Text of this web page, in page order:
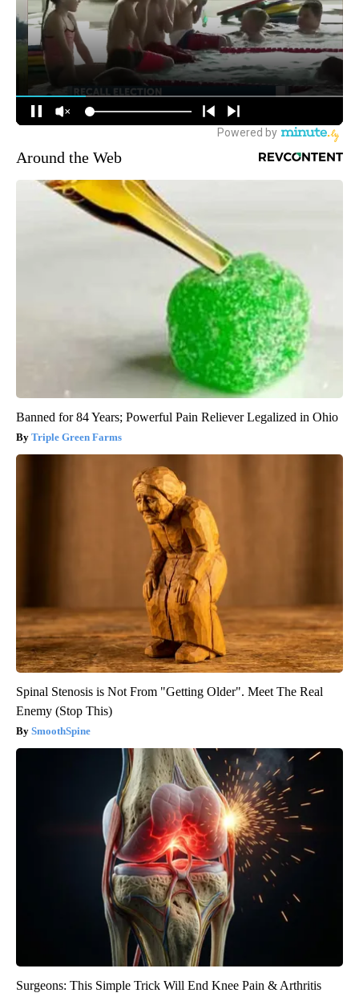
Around the Web
Banned for 84 Years; Powerful Pain Reliever Legalized in Ohio
Triple Green Farms
Spinal Stenosis is Not From "Getting Older". Meet The Real
Enemy (Stop This)
SmoothSpine
Surgeons: This Simple Trick Will End Knee Pain & Arthritis